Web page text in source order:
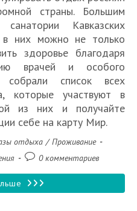
страны. Большим
Кавказских
в них можно не только
здоровье благодаря
врачей и особого
список всех
которые участвуют в
из них и получайте
себе на карту Мир.
отдыха / Проживание
Комментарии
записи:
0 комментариев
Список